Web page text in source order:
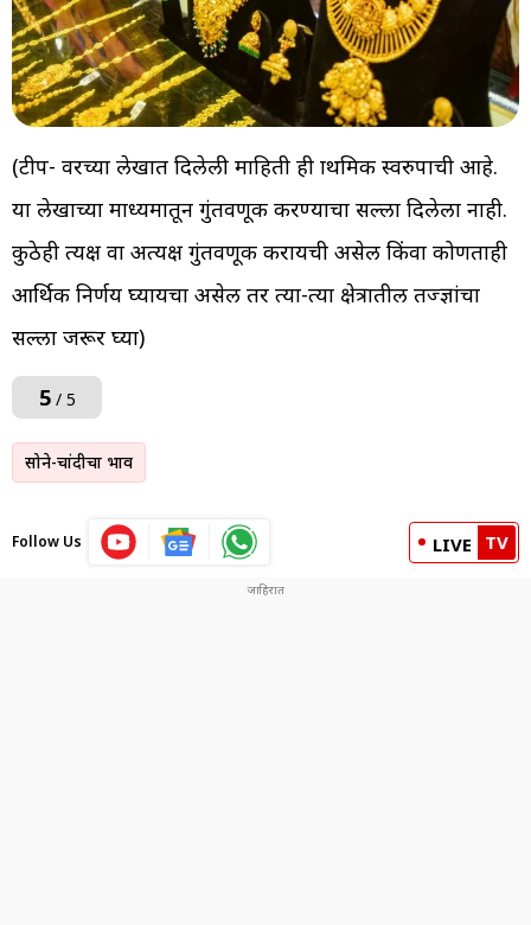
(टीप- वरच्या लेखात दिलेली माहिती ही प्राथमिक स्वरुपाची आहे.
या लेखाच्या माध्यमातून गुंतवणूक करण्याचा सल्ला दिलेला नाही.
कुठेही प्रत्यक्ष वा अप्रत्यक्ष गुंतवणूक करायची असेल किंवा कोणताही
आर्थिक निर्णय घ्यायचा असेल तर त्या-त्या क्षेत्रातील तज्ज्ञांचा
सल्ला जरूर घ्या)
5/ 5
सोने-चांदीचा भाव
Follow Us LIVE TV